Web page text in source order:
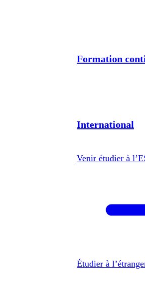
Formation
International
Venir étudier à
Étudier à